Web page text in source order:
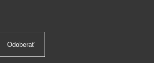
Odoberať